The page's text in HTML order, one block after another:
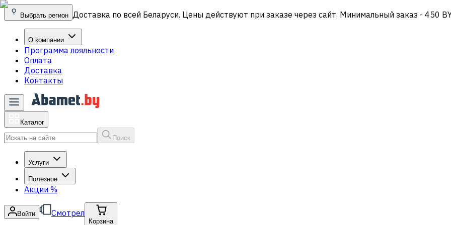
Выбрать регион Доставка по всей Беларуси. Цены действуют при заказе через сайт. Минимальный заказ - 450
О компании
Программа лояльности
Оплата
Доставка
Контакты
Каталог
Поиск
Услуги
Полезное
Акции %
Войти Смотрел
Корзина